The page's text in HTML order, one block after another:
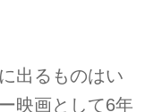
出るものはい
映画として6年